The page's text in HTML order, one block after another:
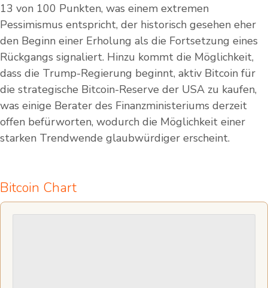
13 von 100 Punkten, was einem extremen
Pessimismus entspricht, der historisch gesehen eher
den Beginn einer Erholung als die Fortsetzung eines
Rückgangs signaliert. Hinzu kommt die Möglichkeit,
dass die Trump-Regierung beginnt, aktiv Bitcoin für
die strategische Bitcoin-Reserve der USA zu kaufen,
was einige Berater des Finanzministeriums derzeit
offen befürworten, wodurch die Möglichkeit einer
starken Trendwende glaubwürdiger erscheint.
Bitcoin Chart